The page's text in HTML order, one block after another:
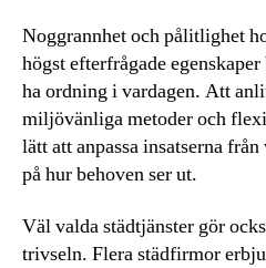
Noggrannhet och pålitlighet
högst efterfrågade
ha ordning i vardagen. Att
miljövänliga metoder och
lätt att anpassa insatserna
på hur behoven ser ut.
Väl valda städtjänster gör
trivseln. Flera städfirmor